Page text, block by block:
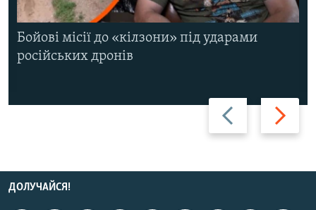
Назад Вперед
Бойові місії до «кілзони» під ударами
російських дронів
ДОЛУЧАЙСЯ!